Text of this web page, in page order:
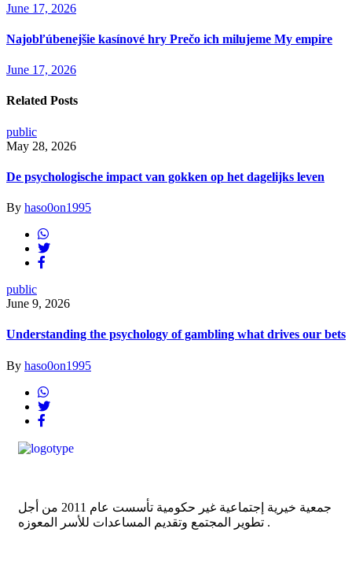
June 17, 2026
Najobľúbenejšie kasínové hry Prečo ich milujeme My empire
June 17, 2026
Related Posts
public
May 28, 2026
De psychologische impact van gokken op het dagelijks leven
By haso0on1995
public
June 9, 2026
Understanding the psychology of gambling what drives our bets
By haso0on1995
جمعية خيرية إجتماعية غير حكومية تأسست عام 2011 من أجل
تطوير المجتمع وتقديم المساعدات للأسر المعوزه .